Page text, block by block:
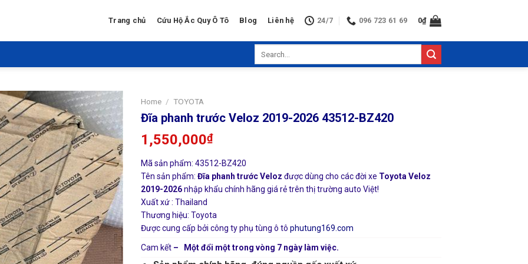
Trang chủ Cứu Hộ Ắc Quy Ô Tô Blog Liên hệ 24/7 096 723 61 69 0₫
Home / TOYOTA
Đĩa phanh trước Veloz 2019-2026 43512-BZ420
1,550,000₫
Mã sản phẩm: 43512-BZ420
Tên sản phẩm: Đĩa phanh trước Veloz được dùng cho các đời xe Toyota Veloz
2019-2026nhập khẩu chính hãng giá rẻ trên thị trường auto Việt!
Xuất xứ : Thailand
Thương hiệu: Toyota
Được cung cấp bởi công ty phụ tùng ô tô phutung169.com
Cam kết – Một đổi một trong vòng 7 ngày làm việc.